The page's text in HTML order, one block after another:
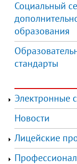
Социальный
образования
стандарты
Электронные
Новости
Лицейские